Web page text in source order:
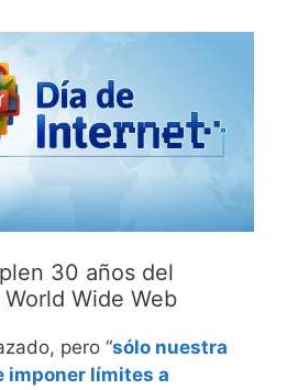
30 años del
Wide Web
pero “sólo nuestra
imponer límites a